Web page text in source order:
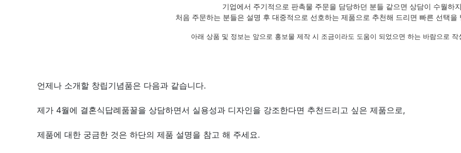
기업에서 주기적으로 판촉물 주문을 담당하던 분들 같으면 상담이 수월하
처음 주문하는 분들은 설명 후 대중적으로 선호하는 제품으로 추천해 드리면 빠른 선택을
아래 상품 및 정보는 앞으로 홍보물 제작 시 조금이라도 도움이 되었으면 하는 바람으로 작
언제나 소개할 창립기념품은 다음과 같습니다.
제가 4월에 결혼식답례품꿀을 상담하면서 실용성과 디자인을 강조한다면 추천드리고 싶은 제품으로,
제품에 대한 궁금한 것은 하단의 제품 설명을 참고 해 주세요.